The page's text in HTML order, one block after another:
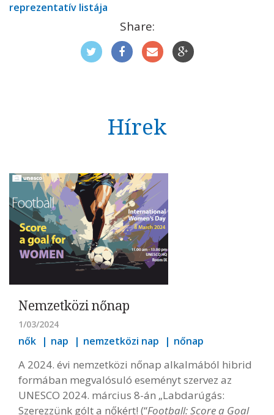
reprezentatív listája
Share:
Hírek
Nemzetközi nőnap
1/03/2024
nők nap nemzetközi nap nőnap
A 2024. évi nemzetközi nőnap alkalmából hibrid
formában megvalósuló eseményt szervez az
UNESCO 2024. március 8-án „Labdarúgás:
Szerezzünk gólt a nőkért! (“Football: Score a Goal